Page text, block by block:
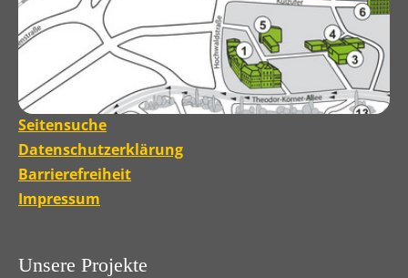
Seitensuche
Datenschutzerklärung
Barrierefreiheit
Impressum
Unsere Projekte